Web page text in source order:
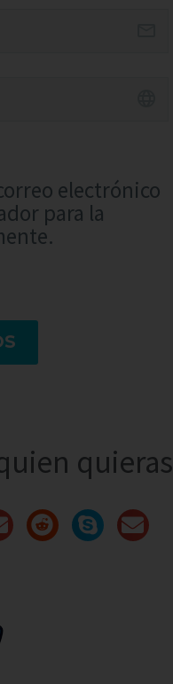
electrónico
para la
quieras